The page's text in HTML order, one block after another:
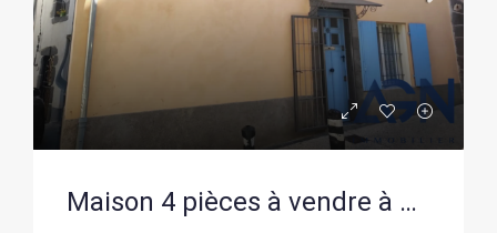
Maison 4 pièces à vendre à Agde – 61,02 m² avec grenier aménageable